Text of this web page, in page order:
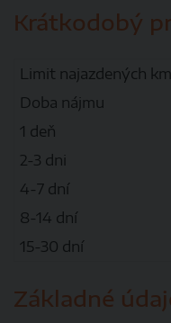
Krátkodobý
Limit najazdených km
Doba nájmu
1 deň
2-3 dni
4-7 dní
8-14 dní
15-30 dní
Základné